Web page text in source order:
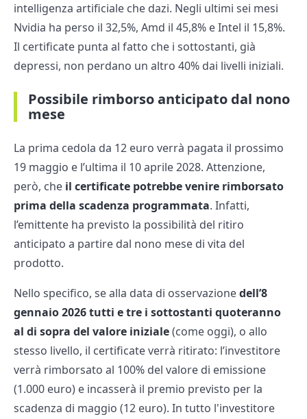
intelligenza artificiale che dazi. Negli ultimi sei mesi
Nvidia ha perso il 32,5%, Amd il 45,8% e Intel il 15,8%.
Il certificate punta al fatto che i sottostanti, già
depressi, non perdano un altro 40% dai livelli iniziali.
Possibile rimborso anticipato dal nono
mese
La prima cedola da 12 euro verrà pagata il prossimo
19 maggio e l’ultima il 10 aprile 2028. Attenzione,
però, che il certificate potrebbe venire rimborsato
prima della scadenza programmata. Infatti,
l’emittente ha previsto la possibilità del ritiro
anticipato a partire dal nono mese di vita del
prodotto.
Nello specifico, se alla data di osservazionedell’8
gennaio 2026 tutti e tre i sottostanti quoteranno
al di sopra del valore iniziale(come oggi), o allo
stesso livello, il certificate verrà ritirato: l’investitore
verrà rimborsato al 100% del valore di emissione
(1.000 euro) e incasserà il premio previsto per la
scadenza di maggio (12 euro). In tutto l'investitore